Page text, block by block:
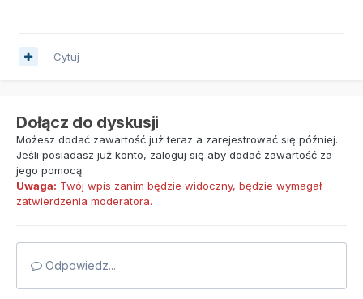
Cytuj
Dołącz do dyskusji
Możesz dodać zawartość już teraz a zarejestrować się później.
Jeśli posiadasz już konto, zaloguj się aby dodać zawartość za
jego pomocą.
Uwaga: Twój wpis zanim będzie widoczny, będzie wymagał
zatwierdzenia moderatora.
Odpowiedz...